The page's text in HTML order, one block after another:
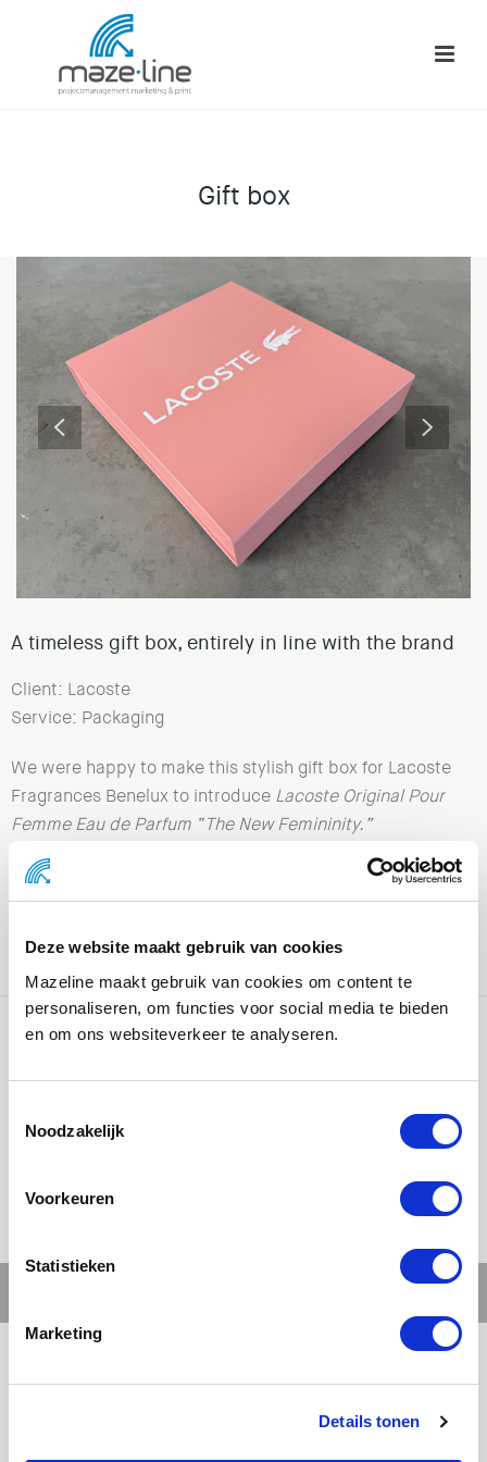
Deze website maakt gebruik van cookies
Mazeline maakt gebruik van cookies om content te
personaliseren, om functies voor social media te bieden
en om ons websiteverkeer te analyseren.
Noodzakelijk
Voorkeuren
Statistieken
Marketing
Details tonen
Gift box
A timeless gift box, entirely in line with the brand
Client: Lacoste
Service: Packaging
We were happy to make this stylish gift box for Lacoste
Fragrances Benelux to introduce Lacoste Original Pour
Femme Eau de Parfum “The New Femininity.”
The lidded box is made from high-quality materials and
features refined finishes. The white foam interior
Lacoste’s timeless style.
Ons werk